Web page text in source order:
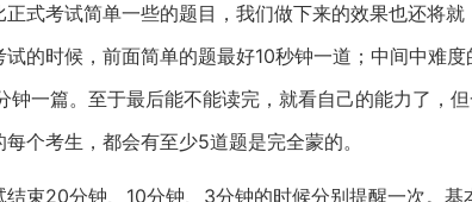
式考试简单一些的题目，我们做下来的效果也还将
的时候，前面简单的题最好10秒钟一道；中间中难
钟一篇。至于最后能不能读完，就看自己的能力了，
个考生，都会有至少5道题是完全蒙的。
束20分钟、10分钟、3分钟的时候分别提醒一次。基